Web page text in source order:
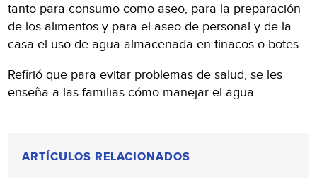
tanto para consumo como aseo, para la preparación
de los alimentos y para el aseo de personal y de la
casa el uso de agua almacenada en tinacos o botes.
Refirió que para evitar problemas de salud, se les
enseña a las familias cómo manejar el agua.
ARTÍCULOS RELACIONADOS